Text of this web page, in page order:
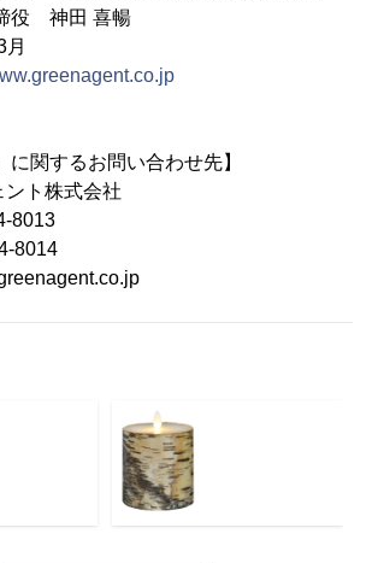
役 神田 喜暢
に関するお問い合わせ先】
ント株式会社
8013
8014